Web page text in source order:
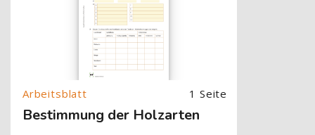
1 Seite
Bestimmung der Holzarten